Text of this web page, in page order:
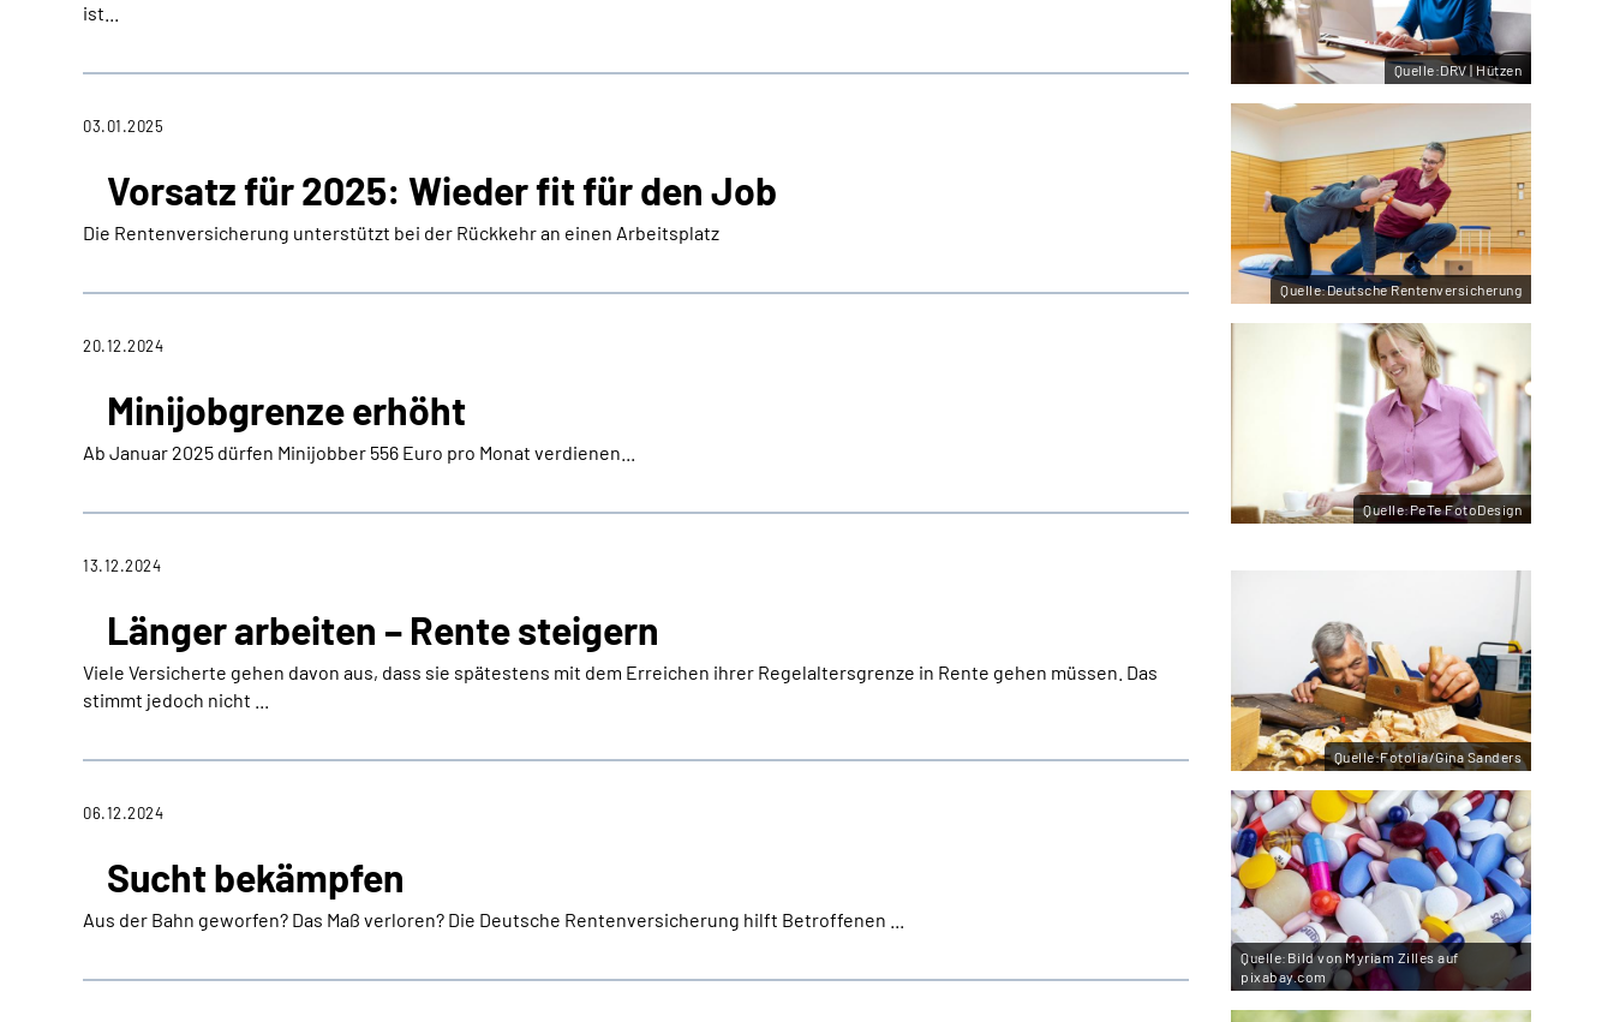
ist...
Quelle:DRV | Hützen
Vorsatz für 2025: Wieder fit für den Job
03.01.2025
Die Rentenversicherung unterstützt bei der Rückkehr an einen Arbeitsplatz
Quelle:Deutsche Rentenversicherung
Minijobgrenze erhöht
20.12.2024
Ab Januar 2025 dürfen Minijobber 556 Euro pro Monat verdienen...
Quelle:PeTe FotoDesign
Länger arbeiten – Rente steigern
13.12.2024
Viele Versicherte gehen davon aus, dass sie spätestens mit dem Erreichen ihrer Regelaltersgrenze in Rente gehen müssen. Das
stimmt jedoch nicht ...
Quelle:Fotolia/Gina Sanders
Sucht bekämpfen
06.12.2024
Aus der Bahn geworfen? Das Maß verloren? Die Deutsche Rentenversicherung hilft Betroffenen ...
Quelle:Bild von Myriam Zilles auf
pixabay.com